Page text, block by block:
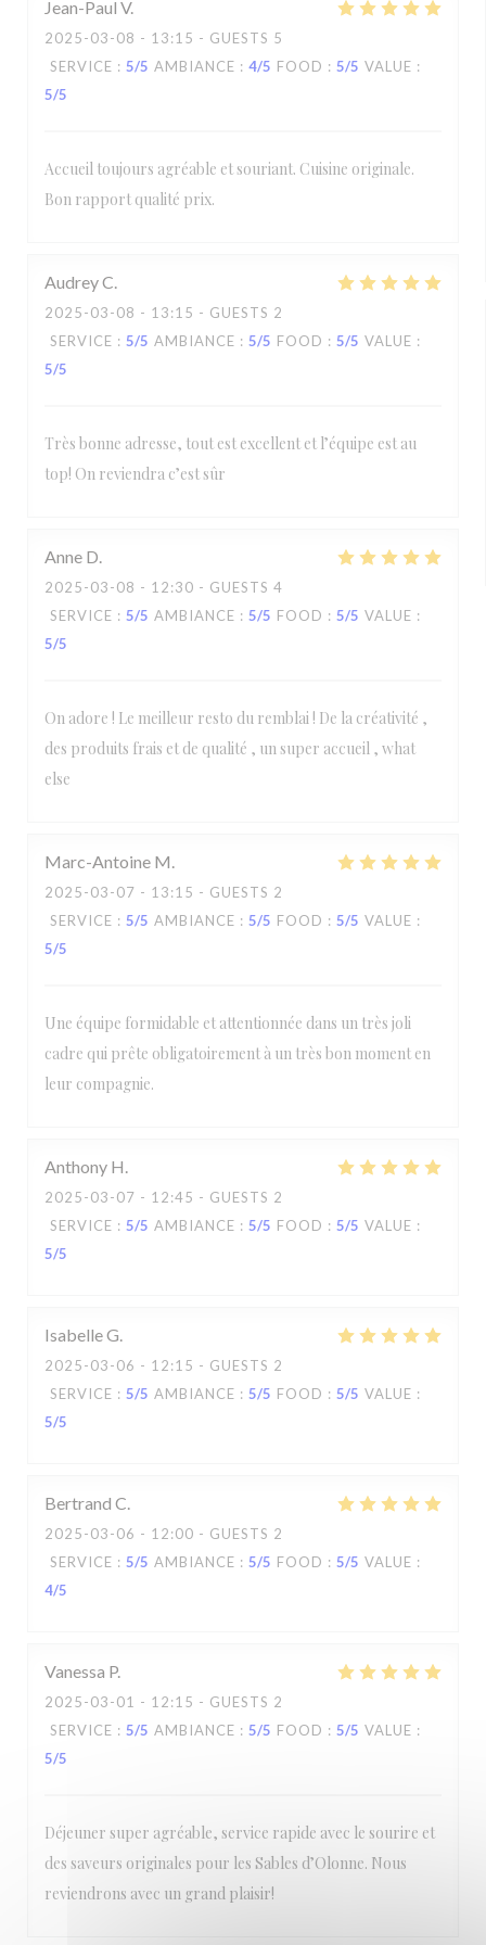
Jean-Paul V
2025-03-08 - 13:15 - GUESTS 5
SERVICE : 5/5 AMBIANCE : 4/5 FOOD : 5/5 VALUE :
5/5
Accueil toujours agréable et souriant. Cuisine originale.
Bon rapport qualité prix.
AudreyC
2025-03-08 - 13:15 - GUESTS 2
SERVICE : 5/5 AMBIANCE : 5/5 FOOD : 5/5 VALUE :
5/5
Très bonne adresse, tout est excellent et l’équipe est au
top! On reviendra c’est sûr
Anne D
2025-03-08 - 12:30 - GUESTS 4
SERVICE : 5/5 AMBIANCE : 5/5 FOOD : 5/5 VALUE :
5/5
On adore ! Le meilleur resto du remblai ! De la créativité ,
des produits frais et de qualité , un super accueil , what
else
Marc-Antoine M
2025-03-07 - 13:15 - GUESTS 2
SERVICE : 5/5 AMBIANCE : 5/5 FOOD : 5/5 VALUE :
5/5
Une équipe formidable et attentionnée dans un très joli
cadre qui prête obligatoirement à un très bon moment en
leur compagnie.
Anthony H
2025-03-07 - 12:45 - GUESTS 2
SERVICE : 5/5 AMBIANCE : 5/5 FOOD : 5/5 VALUE :
5/5
IsabelleG
2025-03-06 - 12:15 - GUESTS 2
SERVICE : 5/5 AMBIANCE : 5/5 FOOD : 5/5 VALUE :
5/5
Bertrand C
2025-03-06 - 12:00 - GUESTS 2
SERVICE : 5/5 AMBIANCE : 5/5 FOOD : 5/5 VALUE :
4/5
Vanessa P
2025-03-01 - 12:15 - GUESTS 2
SERVICE : 5/5 AMBIANCE : 5/5 FOOD : 5/5 VALUE :
5/5
Déjeuner super agréable, service rapide avec le sourire et
des saveurs originales pour les Sables d’Olonne. Nous
reviendrons avec un grand plaisir!